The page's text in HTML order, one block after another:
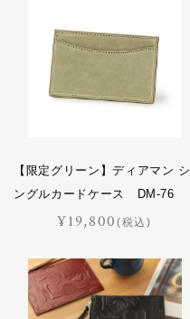
【限定グリーン】ディアマン シ
ングルカードケース DM-76
¥19,800(税込)
トロット
バケット
ハーネス
ハノーバー
ハロン
ピッコラ
ピルエット